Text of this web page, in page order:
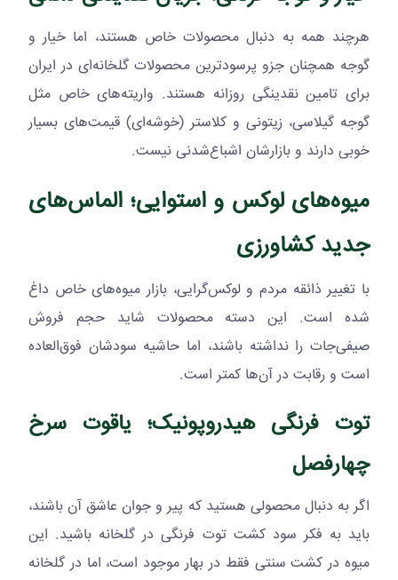
هرچند همه به دنبال محصولات خاص هستند، اما خیار و
گوجه همچنان جزو پرسودترین محصولات گلخانه‌ای در ایران
برای تامین نقدینگی روزانه هستند. واریته‌های خاص مثل
گوجه گیلاسی، زیتونی و کلاستر (خوشه‌ای) قیمت‌های بسیار
خوبی دارند و بازارشان اشباع‌شدنی نیست.
میوه‌های لوکس و استوایی؛ الماس‌های
جدید کشاورزی
با تغییر ذائقه مردم و لوکس‌گرایی، بازار میوه‌های خاص داغ
شده است. این دسته محصولات شاید حجم فروش
صیفی‌جات را نداشته باشند، اما حاشیه سودشان فوق‌العاده
است و رقابت در آن‌ها کمتر است.
توت فرنگی هیدروپونیک؛ یاقوت سرخ
چهارفصل
اگر به دنبال محصولی هستید که پیر و جوان عاشق آن باشند،
باید به فکر سود کشت توت فرنگی در گلخانه باشید. این
میوه در کشت سنتی فقط در بهار موجود است، اما در گلخانه